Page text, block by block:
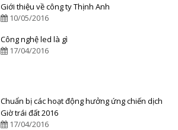
Giới thiệu về công ty Thịnh Anh
10/05/2016
Công nghệ led là gì
17/04/2016
Chuẩn bị các hoạt động hưởng ứng chiến dịch
Giờ trái đất 2016
17/04/2016